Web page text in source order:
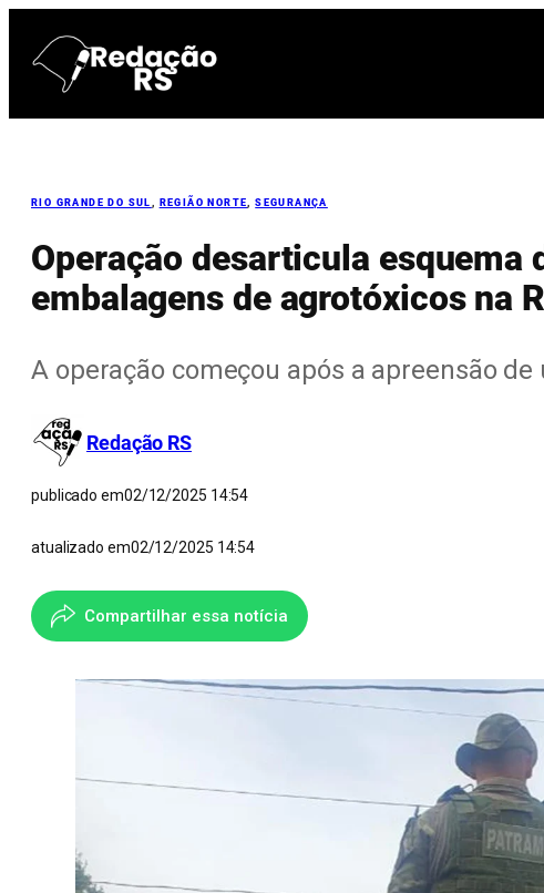
para
conteúdo
RIO GRANDE DO SUL REGIÃO NORTE , SEGURANÇA
Operação desarticula esquema
embalagens de agrotóxicos na
A operação começou após a apreensão
Redação RS
publicado em02/12/2025 14:54
atualizado em02/12/2025 14:54
Compartilhar essa notícia